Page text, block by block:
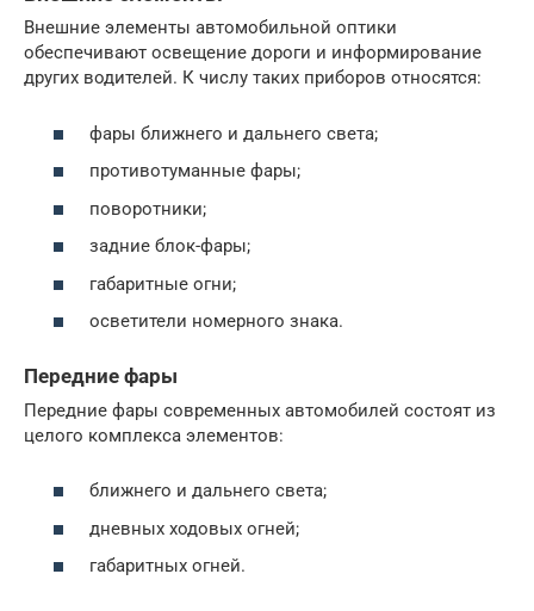
Внешние элементы автомобильной оптики
обеспечивают освещение дороги и информирование
других водителей. К числу таких приборов относятся:
фары ближнего и дальнего света;
противотуманные фары;
поворотники;
задние блок-фары;
габаритные огни;
осветители номерного знака.
Передние фары
Передние фары современных автомобилей состоят из
целого комплекса элементов:
ближнего и дальнего света;
дневных ходовых огней;
габаритных огней.